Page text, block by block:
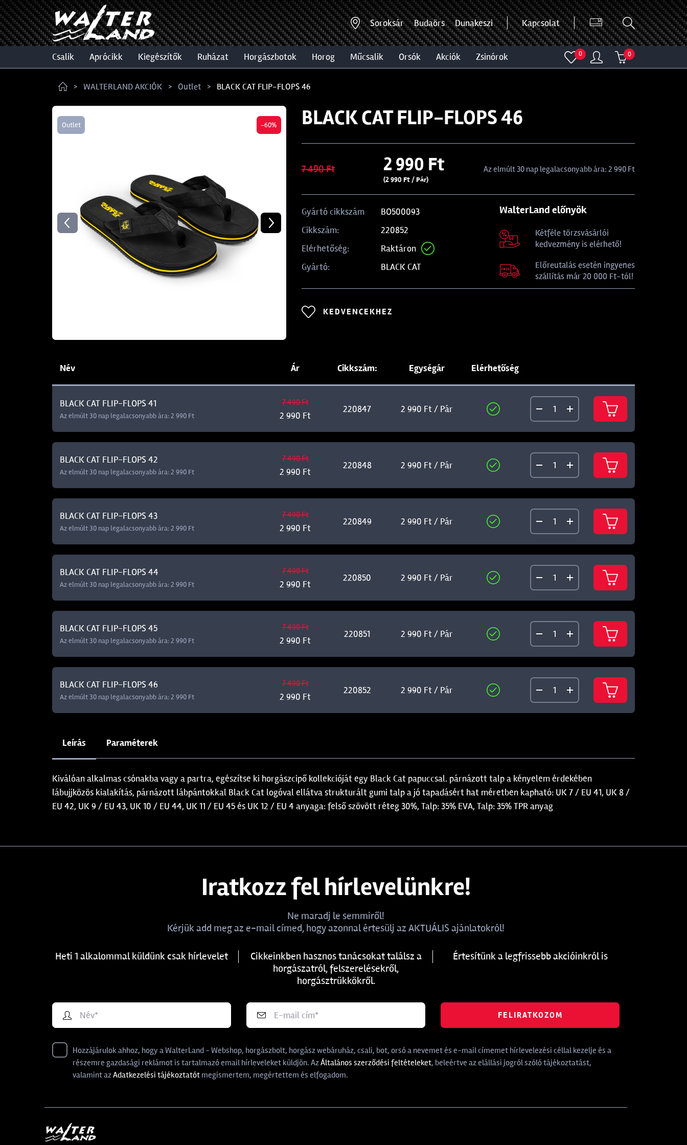
Soroksár Budaörs Dunakeszi Kapcsolat
csalik aprócikk kiegészítők ruházat horgászbotok horog műcsalik orsók akciók zsinórok 0 0
WALTERLAND AKCIÓK Outlet BLACK CAT FLIP-FLOPS 46
Outlet -60% BLACK CAT FLIP-FLOPS 46
7 490 Ft 2 990 Ft
(2 990 Ft / Pár)
Az elmúlt 30 nap legalacsonyabb ára: 2 990 Ft
Gyártó cikkszám
BO500093
Cikkszám:
220852
Elérhetőség:
Raktáron
Gyártó:
BLACK CAT
WalterLand előnyök
Kétféle törzsvásárlói
kedvezmény is elérhető!
Előreutalás esetén ingyenes
szállítás már 20 000 Ft-tól!
KEDVENCEKHEZ
Név Ár Cikkszám: Egységár Elérhetőség
BLACK CAT FLIP-FLOPS 41
Az elmúlt 30 nap legalacsonyabb ára: 2 990 Ft
7 490 Ft
2 990 Ft
220847 2 990 Ft / Pár
BLACK CAT FLIP-FLOPS 42
Az elmúlt 30 nap legalacsonyabb ára: 2 990 Ft
7 490 Ft
2 990 Ft
220848 2 990 Ft / Pár
BLACK CAT FLIP-FLOPS 43
Az elmúlt 30 nap legalacsonyabb ára: 2 990 Ft
7 490 Ft
2 990 Ft
220849 2 990 Ft / Pár
BLACK CAT FLIP-FLOPS 44
Az elmúlt 30 nap legalacsonyabb ára: 2 990 Ft
7 490 Ft
2 990 Ft
220850 2 990 Ft / Pár
BLACK CAT FLIP-FLOPS 45
Az elmúlt 30 nap legalacsonyabb ára: 2 990 Ft
7 490 Ft
2 990 Ft
220851 2 990 Ft / Pár
BLACK CAT FLIP-FLOPS 46
Az elmúlt 30 nap legalacsonyabb ára: 2 990 Ft
7 490 Ft
2 990 Ft
220852 2 990 Ft / Pár
Leírás Paraméterek
Kiválóan alkalmas csónakba vagy a partra, egészítse ki horgászcipő kollekcióját egy Black Cat papuccsal. párnázott talp a kényelem érdekében
lábujjközös kialakítás, párnázott lábpántokkal Black Cat logóval ellátva strukturált gumi talp a jó tapadásért hat méretben kapható: UK 7 / EU 41, UK 8 /
EU 42, UK 9 / EU 43, UK 10 / EU 44, UK 11 / EU 45 és UK 12 / EU 4 anyaga: felső szövött réteg 30%, Talp: 35% EVA, Talp: 35% TPR anyag
Iratkozz fel hírlevelünkre!
Ne maradj le semmiről!
Kérjük add meg az e-mail címed, hogy azonnal értesülj az AKTUÁLIS ajánlatokról!
Heti 1 alkalommal küldünk csak hírlevelet
Cikkeinkben hasznos tanácsokat találsz a
horgászatról, felszerelésekről,
horgásztrükkökről.
Értesítünk a legfrissebb akcióinkról is
FELIRATKOZOM
Hozzájárulok ahhoz, hogy a WalterLand - Webshop, horgászbolt, horgász webáruház, csali, bot, orsó a nevemet és e-mail címemet hírlevelezési céllal kezelje és a
részemre gazdasági reklámot is tartalmazó email hírleveleket küldjön. AzÁltalános szerződési feltételeket, beleértve az elállási jogról szóló tájékoztatást,
valamint azAdatkezelési tájékoztatót megismertem, megértettem és elfogadom.